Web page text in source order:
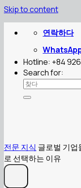
Skip to content
연락하다
Hotline: +84
Search for:
전문 지식 글로벌 기업
로 선택하는 이유